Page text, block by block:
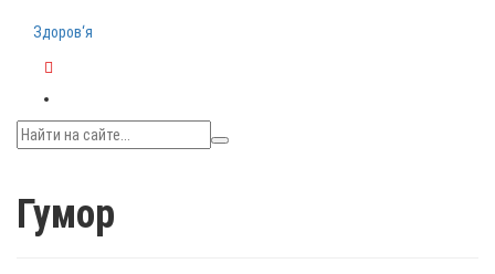
Здоров‘я
Гумор